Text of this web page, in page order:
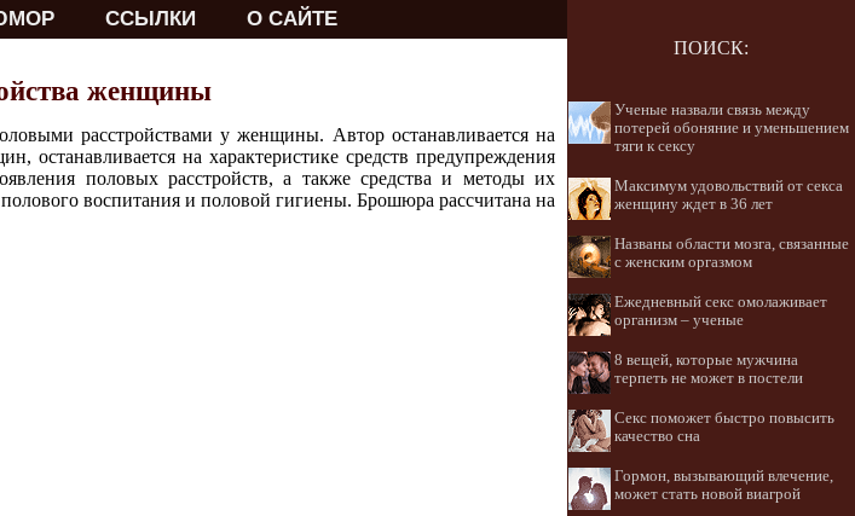
ССЫЛКИ О САЙТЕ
женщины
расстройствами у женщины. Автор останавливается на
останавливается на характеристике средств предупреждения
половых расстройств, а также средства и методы их
воспитания и половой гигиены. Брошюра рассчитана на
ПОИСК:
Ученые назвали связь между
потерей обоняние и уменьшением
тяги к сексу
Максимум удовольствий от секса
женщину ждет в 36 лет
Названы области мозга, связанные
с женским оргазмом
Ежедневный секс омолаживает
организм – ученые
8 вещей, которые мужчина
терпеть не может в постели
Секс поможет быстро повысить
качество сна
Гормон, вызывающий влечение,
может стать новой виагрой